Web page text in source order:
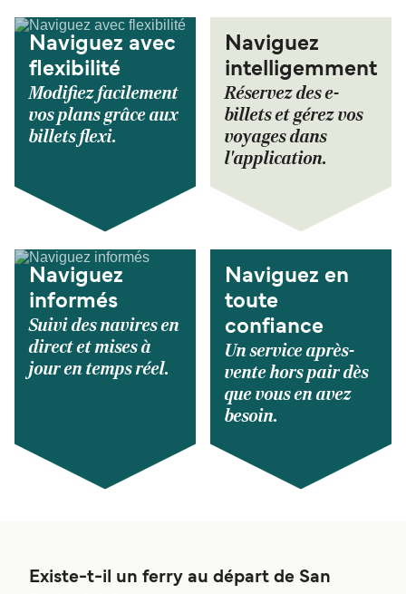
Naviguez avec
flexibilité
Modifiez facilement
vos plans grâce aux
billets flexi.
Naviguez
intelligemment
Réservez des e-
billets et gérez vos
voyages dans
l'application.
Naviguez
informés
Suivi des navires en
direct et mises à
jour en temps réel.
Naviguez en
toute
confiance
Un service après-
vente hors pair dès
que vous en avez
besoin.
Existe-t-il un ferry au départ de San